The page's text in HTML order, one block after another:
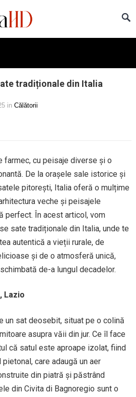
tradiționale din Italia
in Călătorii
farmec, cu peisaje diverse și o
De la orașele sale istorice și
pitorești, Italia oferă o mulțime
veche și peisajele
perfect. În acest articol, vom
sate tradiționale din Italia, unde te
autentică a vieții rurale, de
și de o atmosferă unică,
de-a lungul decadelor.
Lazio
un sat deosebit, situat pe o colină
asupra văii din jur. Ce îl face
că satul este aproape izolat, fiind
care adaugă un aer
din piatră și păstrând
din Civita di Bagnoregio sunt o